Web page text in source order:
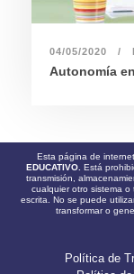
04/05/2020
Autonomía
Esta página de
EDUCATIVO. Está
transmisión,
cualquier otro sistema
escrita. No se puede
transformar o
Política de